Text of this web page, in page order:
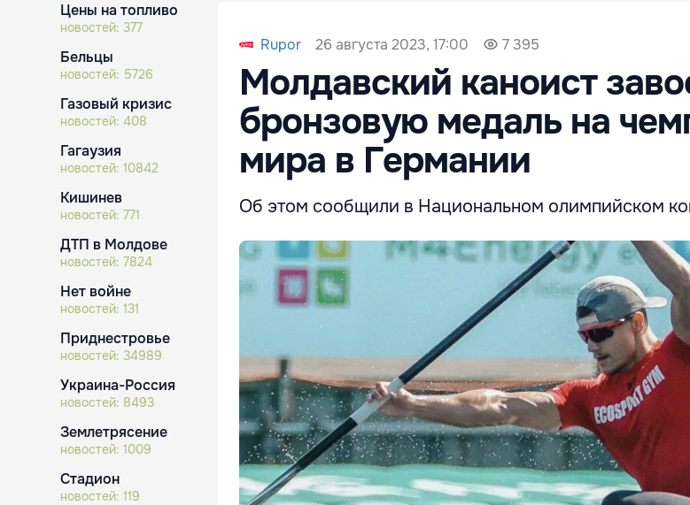
Цены на топливо
новостей: 377
Бельцы
новостей: 5726
Газовый кризис
новостей: 408
Гагаузия
новостей: 10842
Кишинев
новостей: 771
ДТП в Молдове
новостей: 7824
Нет войне
новостей: 131
Приднестровье
новостей: 34989
Украина-Россия
новостей: 8493
Землетрясение
новостей: 1009
Стадион
новостей: 119
Rupor 26 августа 2023, 17:00 7 395
Молдавский каноист
бронзовую медаль на
мира в Германии
Об этом сообщили в Национальном олимпийском